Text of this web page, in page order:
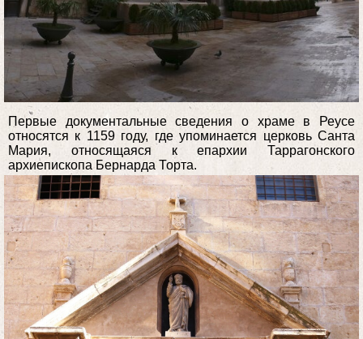
Первые документальные сведения о храме в Реусе
относятся к 1159 году, где упоминается церковь Санта
Мария, относящаяся к епархии Таррагонского
архиепископа Бернарда Торта.